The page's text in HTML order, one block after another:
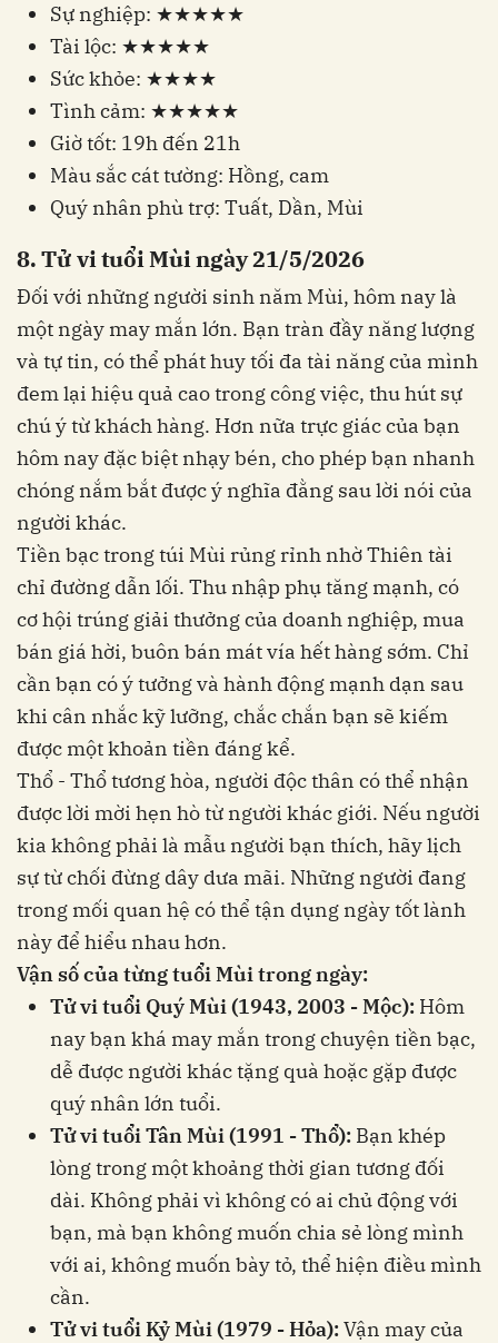
Sự nghiệp: ★★★★★
Tài lộc: ★★★★★
Sức khỏe: ★★★★
Tình cảm: ★★★★★
Giờ tốt: 19h đến 21h
Màu sắc cát tường: Hồng, cam
Quý nhân phù trợ: Tuất, Dần, Mùi
8. Tử vi tuổi Mùi ngày 21/5/2026
Đối với những người sinh năm Mùi, hôm nay là
một ngày may mắn lớn. Bạn tràn đầy năng lượng
và tự tin, có thể phát huy tối đa tài năng của mình
đem lại hiệu quả cao trong công việc, thu hút sự
chú ý từ khách hàng. Hơn nữa trực giác của bạn
hôm nay đặc biệt nhạy bén, cho phép bạn nhanh
chóng nắm bắt được ý nghĩa đằng sau lời nói của
người khác.
Tiền bạc trong túi Mùi rủng rỉnh nhờ Thiên tài
chỉ đường dẫn lối. Thu nhập phụ tăng mạnh, có
cơ hội trúng giải thưởng của doanh nghiệp, mua
bán giá hời, buôn bán mát vía hết hàng sớm. Chỉ
cần bạn có ý tưởng và hành động mạnh dạn sau
khi cân nhắc kỹ lưỡng, chắc chắn bạn sẽ kiếm
được một khoản tiền đáng kể.
Thổ - Thổ tương hòa, người độc thân có thể nhận
được lời mời hẹn hò từ người khác giới. Nếu người
kia không phải là mẫu người bạn thích, hãy lịch
sự từ chối đừng dây dưa mãi. Những người đang
trong mối quan hệ có thể tận dụng ngày tốt lành
này để hiểu nhau hơn.
Vận số của từng tuổi Mùi trong ngày:
Tử vi tuổi Quý Mùi (1943, 2003 - Mộc): Hôm
nay bạn khá may mắn trong chuyện tiền bạc,
dễ được người khác tặng quà hoặc gặp được
quý nhân lớn tuổi.
Tử vi tuổi Tân Mùi (1991 - Thổ): Bạn khép
lòng trong một khoảng thời gian tương đối
dài. Không phải vì không có ai chủ động với
bạn, mà bạn không muốn chia sẻ lòng mình
với ai, không muốn bày tỏ, thể hiện điều mình
cần.
Tử vi tuổi Kỷ Mùi (1979 - Hỏa):Vận may của